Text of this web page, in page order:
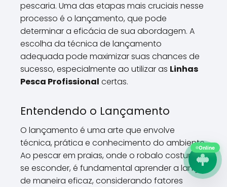
pescaria. Uma das etapas mais cruciais nesse
processo é o lançamento, que pode
determinar a eficácia de sua abordagem. A
escolha da técnica de lançamento
adequada pode maximizar suas chances de
sucesso, especialmente ao utilizar as Linhas
Pesca Profissional certas.
Entendendo o Lançamento
O lançamento é uma arte que envolve
técnica, prática e conhecimento do ambiente.
Ao pescar em praias, onde o robalo costuma
se esconder, é fundamental aprender a lançar
de maneira eficaz, considerando fatores
Online